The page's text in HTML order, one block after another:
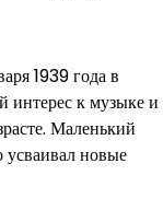
1939 года в
интерес к музыке и
Маленький
новые